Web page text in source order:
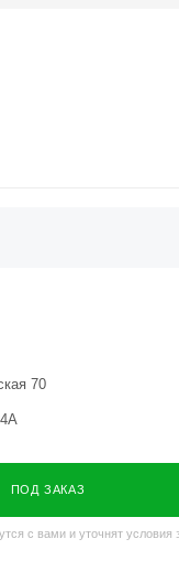
70
ПОД ЗАКАЗ
с вами и уточнят условия